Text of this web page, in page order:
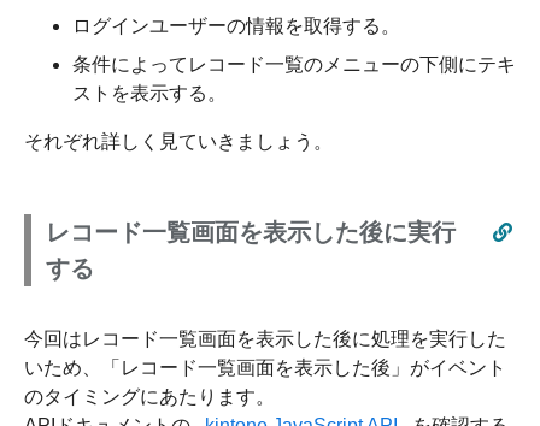
ログインユーザーの情報を取得する。
条件によってレコード一覧のメニューの下側にテキ
ストを表示する。
それぞれ詳しく見ていきましょう。
レコード一覧画面を表示した後に実行
する
今回はレコード一覧画面を表示した後に処理を実行した
いため、「レコード一覧画面を表示した後」がイベント
のタイミングにあたります。